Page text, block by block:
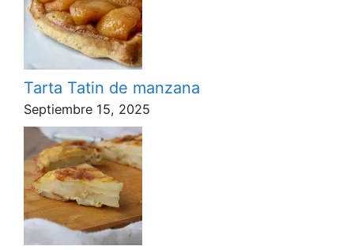
Tarta Tatin de manzana
Septiembre 15, 2025